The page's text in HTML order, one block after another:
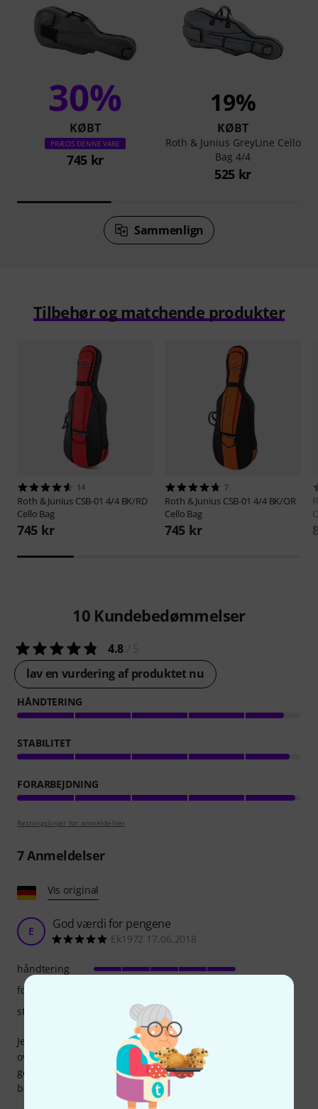
30%
KØBT
PRÆCIS DENNE VARE
745 kr
19%
KØBT
Roth & Junius GreyLine Cello
Bag 4/4
525 kr
Sammenlign
Tilbehør og matchende produkter
14
Roth & Junius CSB-01 4/4 BK/RD
Cello Bag
745 kr
7
Roth & Junius CSB-01 4/4 BK/OR
Cello Bag
745 kr
10 Kundebedømmelser
4.8
lav en vurdering af produktet nu
HÅNDTERING
STABILITET
FORARBEJDNING
Retningslinjer for anmeldelser
7Anmeldelser
Vis original
E God værdi for pengene
Ek1972 17.06.2018
Jeg købte en cello-taske til min søns cello. Vi var meget
overraskede over den høje kvalitet. Cello-tasken er meget
godt lavet og overraskende tyk og tæt polstret. Min søn er
begejstret, ligesom den meget lette vægt.
håndtering
forarbejdning
stabilitet